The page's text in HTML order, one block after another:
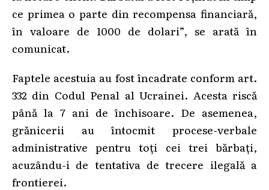
ce primea o parte din recompensa financiară,
în valoare de 1000 de dolari”, se arată în
comunicat.
Faptele acestuia au fost încadrate conform art.
332 din Codul Penal al Ucrainei. Acesta riscă
până la 7 ani de închisoare. De asemenea,
grănicerii au întocmit procese-verbale
administrative pentru toți cei trei bărbați,
acuzându-i de tentativa de trecere ilegală a
frontierei.